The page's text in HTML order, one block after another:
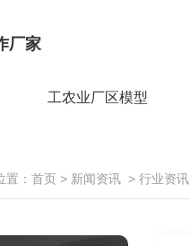
厂家
工农业厂区模型
置： 首页 > 新闻资讯 > 行业资讯